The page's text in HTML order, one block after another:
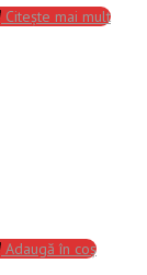
Citește mai mult
Adaugă în coș